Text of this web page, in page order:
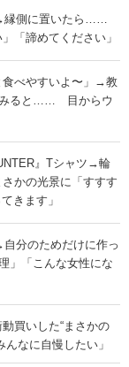
縁側に置いたら……
「諦めてください」
食べやすいよ〜」→教
みると…… 目からウ
』Tシャツ→輪
かの光景に「すすす
きます」
分のためだけに作っ
」「こんな女性にな
買いした“まさかの
なに自慢したい」